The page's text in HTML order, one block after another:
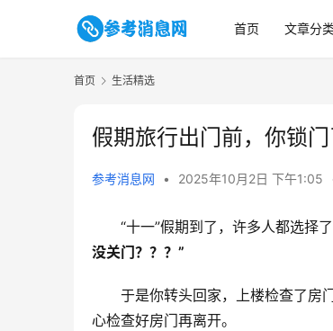
首页 文章分
首页 生活精选
假期旅行出门前，你锁门
参考消息网 • 2025年10月2日 下午1:05
“十一”假期到了，许多人都选择
没关门？？？”
于是你转头回家，上楼检查了房
心检查好房门再离开。